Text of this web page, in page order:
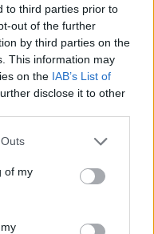
to third parties prior to
out of the further
by third parties on the
This information may
on the IAB’s List of
disclose it to other
one or more Google
You may click to
its third-party tags to
in below Google
of my
satsing.
i desse to
konsept der talentar
spesiell måte.